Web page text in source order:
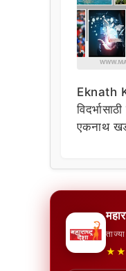
Eknath
एकनाथ